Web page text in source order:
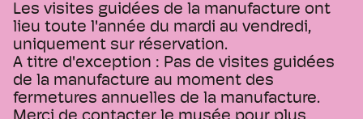
Les visites guidées de la manufacture ont
lieu toute l'année du mardi au vendredi,
uniquement sur réservation.
A titre d'exception : Pas de visites guidées
de la manufacture au moment des
fermetures annuelles de la manufacture.